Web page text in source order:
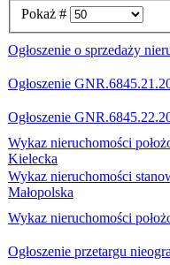
Pokaż #
Ogłoszenie o sprzedaży
Ogłoszenie
Ogłoszenie
Wykaz nieruchomości
Kielecka
Wykaz nieruchomości
Małopolska
Wykaz nieruchomości
Ogłoszenie przetargu